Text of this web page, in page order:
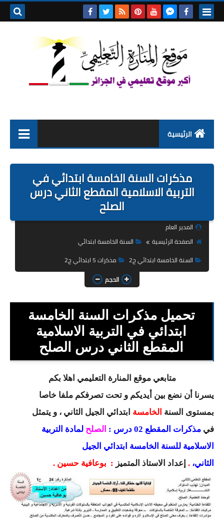
الرئيسية
التربية التحضيرية
السنة الاولى ابتدائي
السنة الثالثة ابتدائي
السنة الرابعة ابتدائي
شهادة التعليم الابتدائي
السنة الاولى متوسط
السنة الثانية متوسط
السنة الثالثة متوسط
السنة الرابعة متوسط
شهادة التعليم المتوسط
بنك الفروض و الاختبارات
مذكرات السنة الخامسة ابتدائي في
التربية الاسلامية المقطع الثاني درس
الصلح
المدير العام
الصفحة الرئيسية
السنة الخامسة ابتدائي
السنة الخامسة ابتدائي ج2
مذكرات 5 ابتدائي ج2
الحجم
تحميل مذكرات السنة الخامسة
ابتدائي في التربية الاسلامية
المقطع الثاني درس الصلح
متابعي موقع المنارة التعليمي اهلا بكم
يسرنا أن نضع بين أيديكم و تحت تصرفكم ملفا خاصا
بمستوى السنة الخامسة ابتدائي الجيل الثاني ، و يتمثل
في مذكرات المقطع 02 درس : الصلح لمادة التربية
الاسلامية للسنة الخامسة ابتدائي الجيل
الثاني، . إعداد الاستاذ المتميز : بوعافية حسين .